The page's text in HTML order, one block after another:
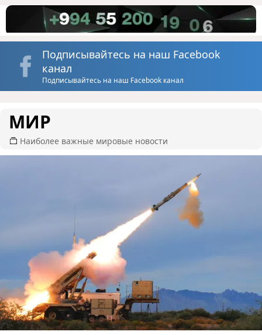
Подписывайтесь на наш Facebook
канал
Подписывайтесь на наш Facebook канал
МИР
Наиболее важные мировые новости